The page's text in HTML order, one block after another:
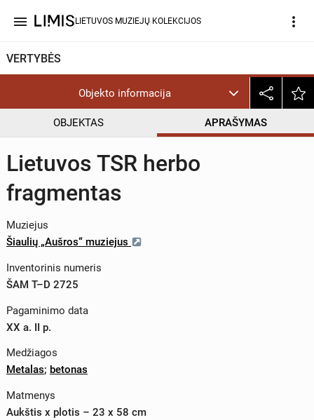
menu LIETUVOS MUZIEJŲ KOLEKCIJOS more_vert
VERTYBĖS
Objekto informacija
OBJEKTAS APRAŠYMAS
Lietuvos TSR herbo
fragmentas
Muziejus
Šiaulių „Aušros“ muziejus
Inventorinis numeris
ŠAM T–D 2725
Pagaminimo data
XX a. II p.
Medžiagos
Metalas; betonas
Matmenys
Aukštis x plotis – 23 x 58 cm